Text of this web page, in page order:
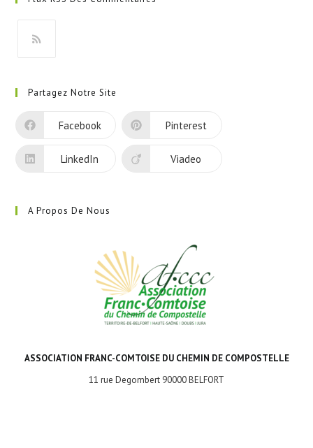
un
onglet
un
nouvel
Partagez Notre Site
Facebook Pinterest
LinkedIn Viadeo
A Propos De Nous
ASSOCIATION FRANC-COMTOISE DU CHEMIN DE COMPOSTELLE
11 rue Degombert 90000 BELFORT